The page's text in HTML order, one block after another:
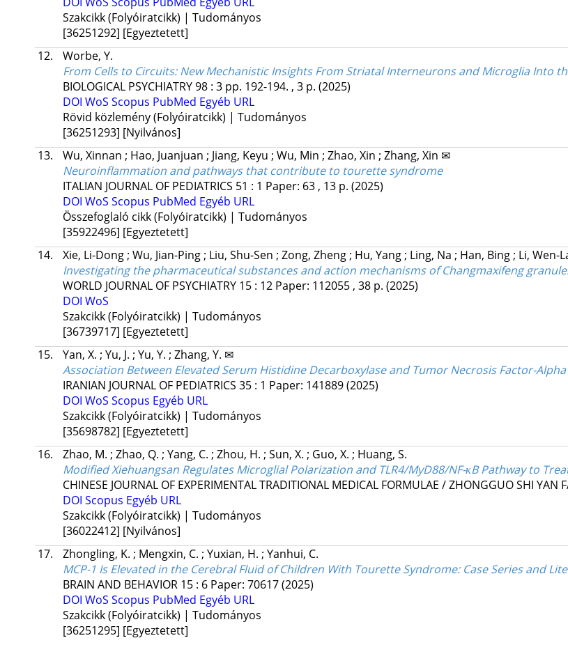
Szakcikk (Folyóiratcikk) | Tudományos
[36251292] [Egyeztetett]
12.
Worbe, Y.
From Cells to Circuits: New Mechanistic Insights From Striatal Interneurons and Microglia Into
BIOLOGICAL PSYCHIATRY98: 3 pp. 192-194. , 3 p. (2025)
DOI WoS Scopus PubMed Egyéb URL
Rövid közlemény (Folyóiratcikk) | Tudományos
[36251293] [Nyilvános]
13.
Wu, Xinnan ; Hao, Juanjuan ; Jiang, Keyu ; Wu, Min ; Zhao, Xin ; Zhang, Xin ✉
Neuroinflammation and pathways that contribute to tourette syndrome
ITALIAN JOURNAL OF PEDIATRICS 51 : 1 Paper: 63 , 13 p. (2025)
DOI WoS Scopus PubMed Egyéb URL
Összefoglaló cikk (Folyóiratcikk) | Tudományos
[35922496] [Egyeztetett]
14.
Xie, Li-Dong; Wu, Jian-Ping; Liu, Shu-Sen ; Zong, Zheng; Hu, Yang; Ling, Na ; Han, Bing; Li, Wen-
Investigating the pharmaceutical substances and action mechanisms of Changmaxifeng
WORLD JOURNAL OF PSYCHIATRY 15: 12 Paper: 112055 , 38 p. (2025)
DOI WoS
Szakcikk (Folyóiratcikk) | Tudományos
[36739717] [Egyeztetett]
15.
Yan, X. ; Yu, J. ; Yu, Y. ; Zhang, Y. ✉
Association Between Elevated Serum Histidine Decarboxylase and Tumor Necrosis Factor-
IRANIAN JOURNAL OF PEDIATRICS 35: 1 Paper: 141889(2025)
DOI WoS Scopus Egyéb URL
Szakcikk (Folyóiratcikk) | Tudományos
[35698782] [Egyeztetett]
16.
Zhao, M. ; Zhao, Q. ; Yang, C. ; Zhou, H. ; Sun, X. ; Guo, X. ; Huang, S.
Modified Xiehuangsan Regulates Microglial Polarization and TLR4/MyD88/NF-κB Pathway to
CHINESE JOURNAL OF EXPERIMENTAL TRADITIONAL MEDICAL FORMULAE / ZHONGGUO SHI YAN
DOI Scopus Egyéb URL
Szakcikk (Folyóiratcikk) | Tudományos
[36022412] [Nyilvános]
17.
Zhongling, K. ; Mengxin, C. ; Yuxian, H. ; Yanhui, C.
MCP-1 Is Elevated in the Cerebral Fluid of Children With Tourette Syndrome: Case Series and
BRAIN AND BEHAVIOR 15: 6 Paper: 70617(2025)
DOI WoS Scopus PubMed Egyéb URL
Szakcikk (Folyóiratcikk) | Tudományos
[36251295] [Egyeztetett]